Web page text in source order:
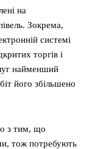
на
Зокрема,
системі
торгів і
найменший
його збільшено
з тим, що
тож потребують